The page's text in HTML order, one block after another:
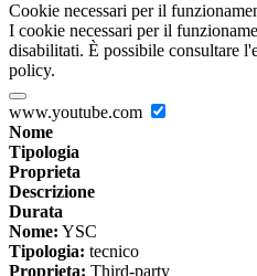
Cookie necessari per il
I cookie necessari per il
disabilitati. È possibile consultare
policy.
www.youtube.com
Nome
Tipologia
Proprieta
Descrizione
Durata
Nome: YSC
Tipologia: tecnico
Proprieta: Third-party